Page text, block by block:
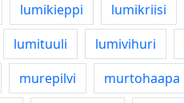
lumikieppi lumikriisi
lumituuli lumivihuri
murepilvi murtohaapa